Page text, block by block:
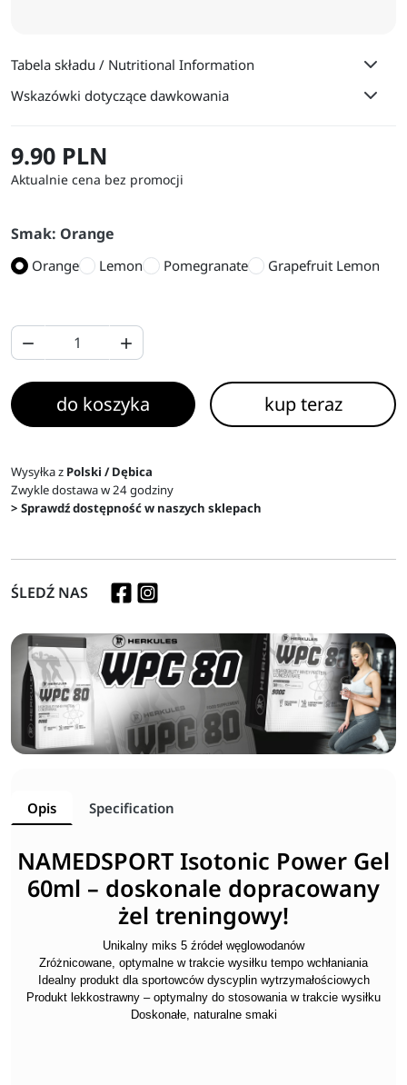
Tabela składu / Nutritional Information
Wskazówki dotyczące dawkowania
9.90 PLN
Aktualnie cena bez promocji
Smak: Orange
Orange Lemon Pomegranate Grapefruit Lemon
 
do koszyka kup teraz
Wysyłka z Polski / Dębica
Zwykle dostawa w 24 godziny
> Sprawdź dostępność w naszych sklepach
ŚLEDŹ NAS
Opis Specification
NAMEDSPORT Isotonic Power Gel
60ml – doskonale dopracowany
żel treningowy!
Unikalny miks 5 źródeł węglowodanów
Zróżnicowane, optymalne w trakcie wysiłku tempo wchłaniania
Idealny produkt dla sportowców dyscyplin wytrzymałościowych
Produkt lekkostrawny – optymalny do stosowania w trakcie wysiłku
Doskonałe, naturalne smaki